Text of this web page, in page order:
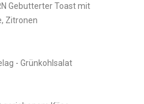
Gebutterter Toast mit
Zitronen
- Grünkohlsalat